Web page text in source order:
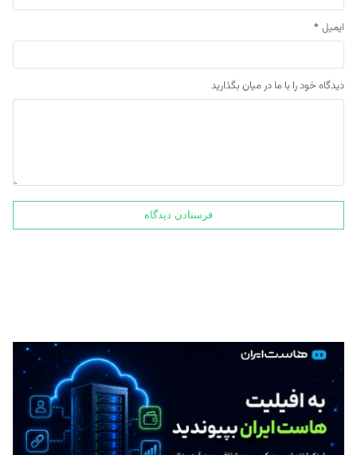
ایمیل *
دیدگاه خود را با ما در میان بگذارید